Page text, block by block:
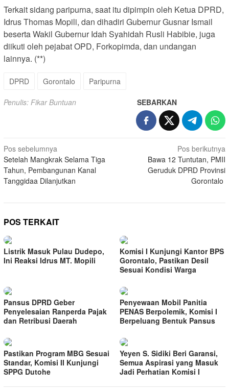
Terkait sidang paripurna, saat itu dipimpin oleh Ketua DPRD,
Idrus Thomas Mopili, dan dihadiri Gubernur Gusnar Ismail
beserta Wakil Gubernur Idah Syahidah Rusli Habibie, juga
diikuti oleh pejabat OPD, Forkopimda, dan undangan
lainnya. (**)
DPRD Gorontalo Paripurna
Penulis: Fikar Buntuan SEBARKAN
Navigasi
pos
Pos sebelumnya
Setelah Mangkrak Selama Tiga
Tahun, Pembangunan Kanal
Tanggidaa Dilanjutkan
Pos berikutnya
Bawa 12 Tuntutan, PMII
Geruduk DPRD Provinsi
Gorontalo
POS TERKAIT
Listrik Masuk Pulau Dudepo,
Ini Reaksi Idrus MT. Mopili
Komisi I Kunjungi Kantor BPS
Gorontalo, Pastikan Desil
Sesuai Kondisi Warga
Pansus DPRD Geber
Penyelesaian Ranperda Pajak
dan Retribusi Daerah
Penyewaan Mobil Panitia
PENAS Berpolemik, Komisi I
Berpeluang Bentuk Pansus
Pastikan Program MBG Sesuai
Standar, Komisi II Kunjungi
SPPG Dutohe
Yeyen S. Sidiki Beri Garansi,
Semua Aspirasi yang Masuk
Jadi Perhatian Komisi I